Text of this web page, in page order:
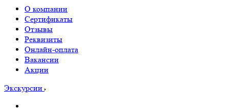
О компании
Сертификаты
Отзывы
Реквизиты
Онлайн-оплата
Вакансии
Акции
Экскурсии